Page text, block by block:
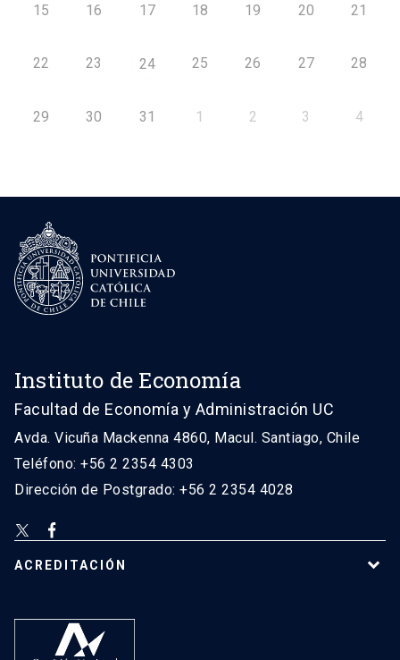
15 16 17 18 19 20 21
22 23 24 25 26 27 28
29 30 31 1 2 3 4
Instituto de Economía
Facultad de Economía y Administración UC
Avda. Vicuña Mackenna 4860, Macul. Santiago, Chile
Teléfono: +56 2 2354 4303
Dirección de Postgrado: +56 2 2354 4028
ACREDITACIÓN